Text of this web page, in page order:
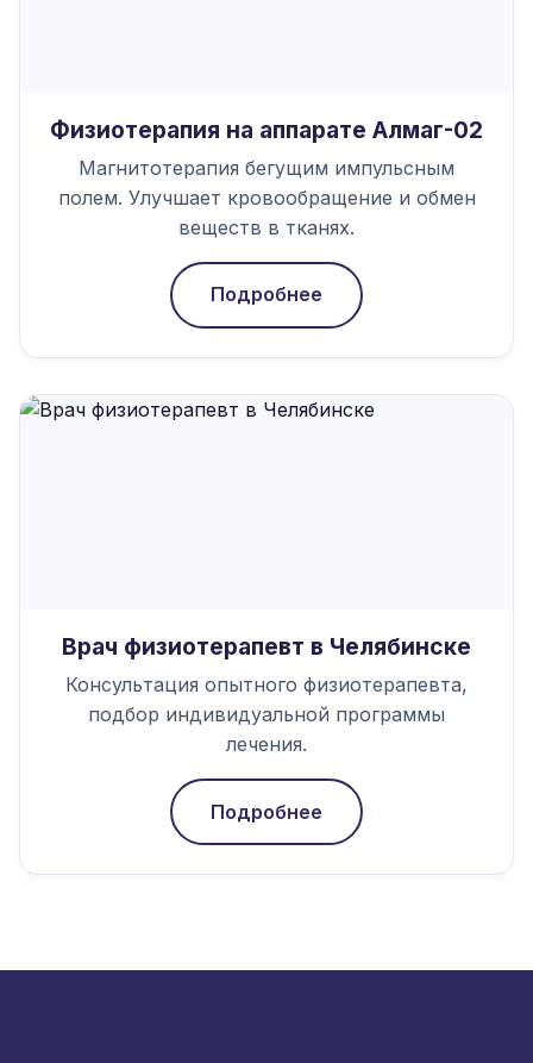
Физиотерапия на аппарате Алмаг-02
Магнитотерапия бегущим импульсным
полем. Улучшает кровообращение и обмен
веществ в тканях.
Подробнее
Врач физиотерапевт в Челябинске
Консультация опытного физиотерапевта,
подбор индивидуальной программы
лечения.
Подробнее